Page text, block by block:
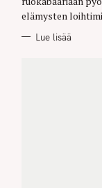
S
elämysten
Lue lisää